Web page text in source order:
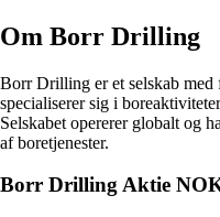
Om Borr Drilling
Borr Drilling er et selskab med
specialiserer sig i
Selskabet opererer globalt og
af boretjenester.
Borr Drilling Aktie